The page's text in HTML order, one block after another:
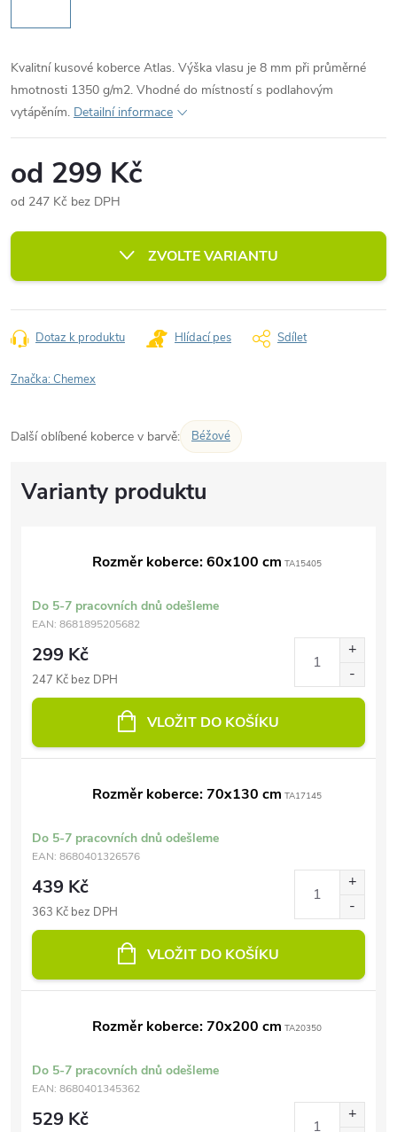
Kvalitní kusové koberce Atlas. Výška vlasu je 8 mm při průměrné
hmotnosti 1350 g/m2. Vhodné do místností s podlahovým
vytápěním. Detailní informace
od 299 Kč
od 247 Kč bez DPH
cena:
ZVOLTE VARIANTU
Dotaz k produktu Hlídací pes Sdílet
Značka:Chemex
Další oblíbené koberce v barvě: Béžové
Rozměr koberce: 60x100 cm TA15405
Do 5-7 pracovních dnů odešleme
EAN: 8681895205682
299 Kč
247 Kč bez DPH
VLOŽIT DO KOŠÍKU
Rozměr koberce: 70x130 cm TA17145
Do 5-7 pracovních dnů odešleme
EAN: 8680401326576
439 Kč
363 Kč bez DPH
VLOŽIT DO KOŠÍKU
Rozměr koberce: 70x200 cm TA20350
Do 5-7 pracovních dnů odešleme
EAN: 8680401345362
529 Kč